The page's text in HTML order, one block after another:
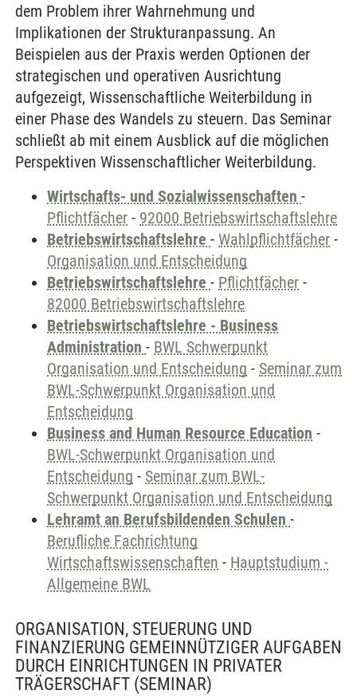
dem Problem ihrer Wahrnehmung und
Implikationen der Strukturanpassung. An
Beispielen aus der Praxis werden Optionen der
strategischen und operativen Ausrichtung
aufgezeigt, Wissenschaftliche Weiterbildung in
einer Phase des Wandels zu steuern. Das Seminar
schließt ab mit einem Ausblick auf die möglichen
Perspektiven Wissenschaftlicher Weiterbildung.
Wirtschafts- und Sozialwissenschaften -
Pflichtfächer - 92000 Betriebswirtschaftslehre
Betriebswirtschaftslehre - Wahlpflichtfächer -
Organisation und Entscheidung
Betriebswirtschaftslehre - Pflichtfächer -
82000 Betriebswirtschaftslehre
Betriebswirtschaftslehre - Business
Administration - BWL Schwerpunkt
Organisation und Entscheidung - Seminar zum
BWL-Schwerpunkt Organisation und
Entscheidung
Business and Human Resource Education -
BWL-Schwerpunkt Organisation und
Entscheidung - Seminar zum BWL-
Schwerpunkt Organisation und Entscheidung
Lehramt an Berufsbildenden Schulen -
Berufliche Fachrichtung
Wirtschaftswissenschaften - Hauptstudium -
Allgemeine BWL
ORGANISATION, STEUERUNG UND
FINANZIERUNG GEMEINNÜTZIGER AUFGABEN
DURCH EINRICHTUNGEN IN PRIVATER
TRÄGERSCHAFT (SEMINAR)